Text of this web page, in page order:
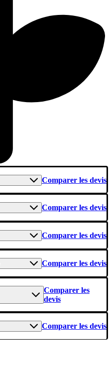
Comparer les devis
Comparer les devis
Comparer les devis
Comparer les devis
Comparer les
devis
Comparer les devis